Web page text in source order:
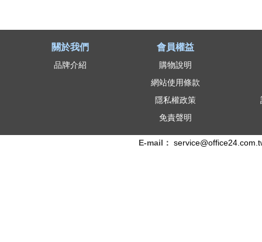
關於我們
品牌介紹
會員權益
購物說明
網站使用條款
隱私權政策
免責聲明
E-mail：